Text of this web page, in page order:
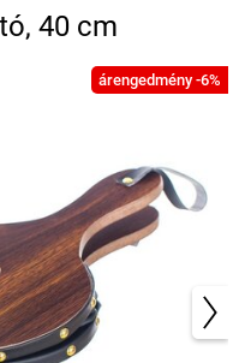
40 cm
árengedmény -6%